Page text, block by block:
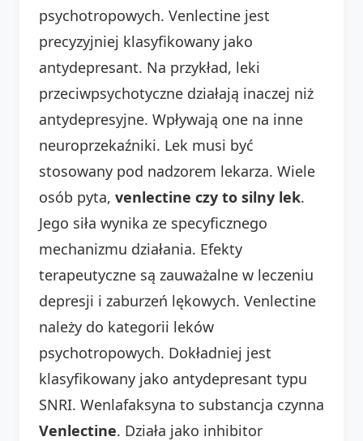
psychotropowych. Venlectine jest
precyzyjniej klasyfikowany jako
antydepresant. Na przykład, leki
przeciwpsychotyczne działają inaczej niż
antydepresyjne. Wpływają one na inne
neuroprzekaźniki. Lek musi być
stosowany pod nadzorem lekarza. Wiele
osób pyta, venlectine czy to silny lek.
Jego siła wynika ze specyficznego
mechanizmu działania. Efekty
terapeutyczne są zauważalne w leczeniu
depresji i zaburzeń lękowych. Venlectine
należy do kategorii leków
psychotropowych. Dokładniej jest
klasyfikowany jako antydepresant typu
SNRI. Wenlafaksyna to substancja czynna
Venlectine. Działa jako inhibitor